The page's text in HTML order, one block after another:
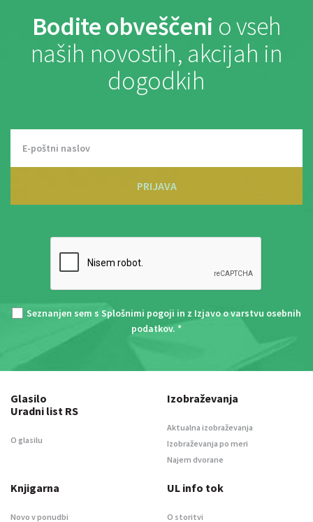
Bodite obveščeni o vseh
naših novostih, akcijah in
dogodkih
PRIJAVA
Seznanjen sem s Splošnimi pogoji in z Izjavo o varstvu osebnih
podatkov. *
Glasilo
Uradni list RS
O glasilu
Izobraževanja
Aktualna izobraževanja
Izobraževanja po meri
Najem dvorane
Knjigarna
Novo v ponudbi
UL info tok
O storitvi